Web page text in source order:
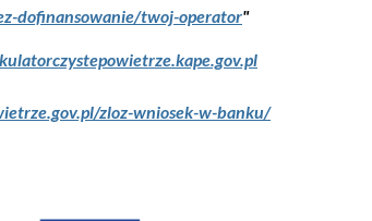
dofinansowanie/twoj-operator"
zloz-wniosek-w-banku/